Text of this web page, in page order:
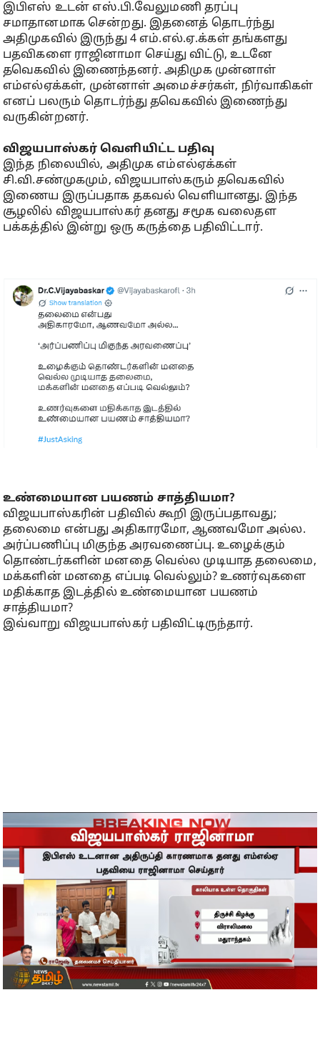
இபிஎஸ் உடன் எஸ்.பி.வேலுமணி தரப்பு
சமாதானமாக சென்றது. இதனைத் தொடர்ந்து
அதிமுகவில் இருந்து 4 எம்.எல்.ஏ.க்கள் தங்களது
பதவிகளை ராஜினாமா செய்து விட்டு, உடனே
தவெகவில் இணைந்தனர். அதிமுக முன்னாள்
எம்எல்ஏக்கள், முன்னாள் அமைச்சர்கள், நிர்வாகிகள்
எனப் பலரும் தொடர்ந்து தவெகவில் இணைந்து
வருகின்றனர்.
விஜயபாஸ்கர் வெளியிட்ட பதிவு
இந்த நிலையில், அதிமுக எம்எல்ஏக்கள்
சி.வி.சண்முகமும், விஜயபாஸ்கரும் தவெகவில்
இணைய இருப்பதாக தகவல் வெளியானது. இந்த
சூழலில் விஜயபாஸ்கர் தனது சமூக வலைதள
பக்கத்தில் இன்று ஒரு கருத்தை பதிவிட்டார்.
உண்மையான பயணம் சாத்தியமா?
விஜயபாஸ்கரின் பதிவில் கூறி இருப்பதாவது;
தலைமை என்பது அதிகாரமோ, ஆணவமோ அல்ல.
அர்ப்பணிப்பு மிகுந்த அரவணைப்பு. உழைக்கும்
தொண்டர்களின் மனதை வெல்ல முடியாத தலைமை,
மக்களின் மனதை எப்படி வெல்லும்? உணர்வுகளை
மதிக்காத இடத்தில் உண்மையான பயணம்
சாத்தியமா?
இவ்வாறு விஜயபாஸ்கர் பதிவிட்டிருந்தார்.